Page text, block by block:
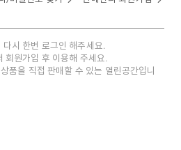
시 한번 로그인 해주세요.
회원가입 후 이용해 주세요.
품을 직접 판매할 수 있는 열린공간입니